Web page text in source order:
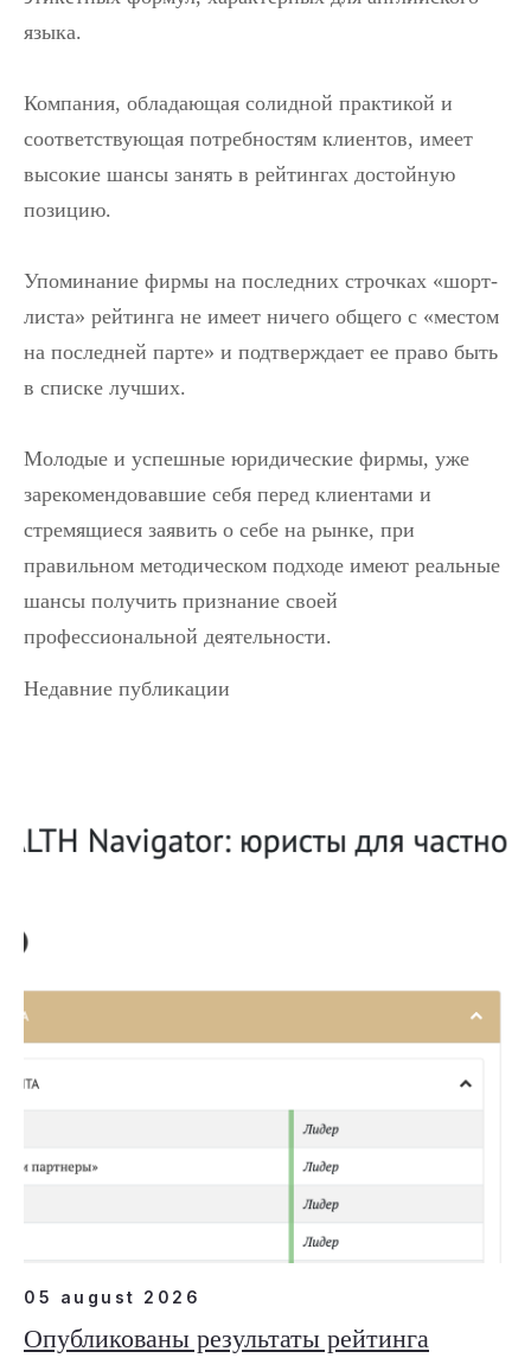
языка.
Компания, обладающая солидной практикой и
соответствующая потребностям клиентов, имеет
высокие шансы занять в рейтингах достойную
позицию.
Упоминание фирмы на последних строчках «шорт-
листа» рейтинга не имеет ничего общего с «местом
на последней парте» и подтверждает ее право быть
в списке лучших.
Молодые и успешные юридические фирмы, уже
зарекомендовавшие себя перед клиентами и
стремящиеся заявить о себе на рынке, при
правильном методическом подходе имеют реальные
шансы получить признание своей
профессиональной деятельности.
Недавние публикации
05 august 2026
Опубликованы результаты рейтинга